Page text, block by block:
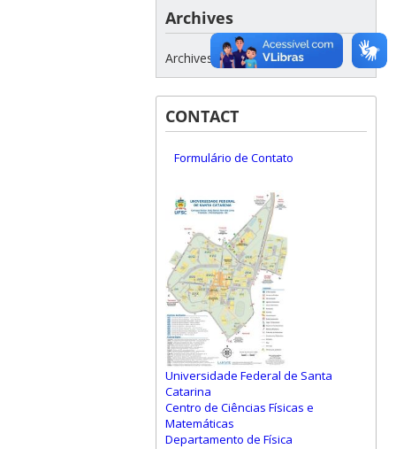
Archives
Archives
CONTACT
Formulário de Contato
Universidade Federal de Santa
Catarina
Centro de Ciências Físicas e
Matemáticas
Departamento de Física